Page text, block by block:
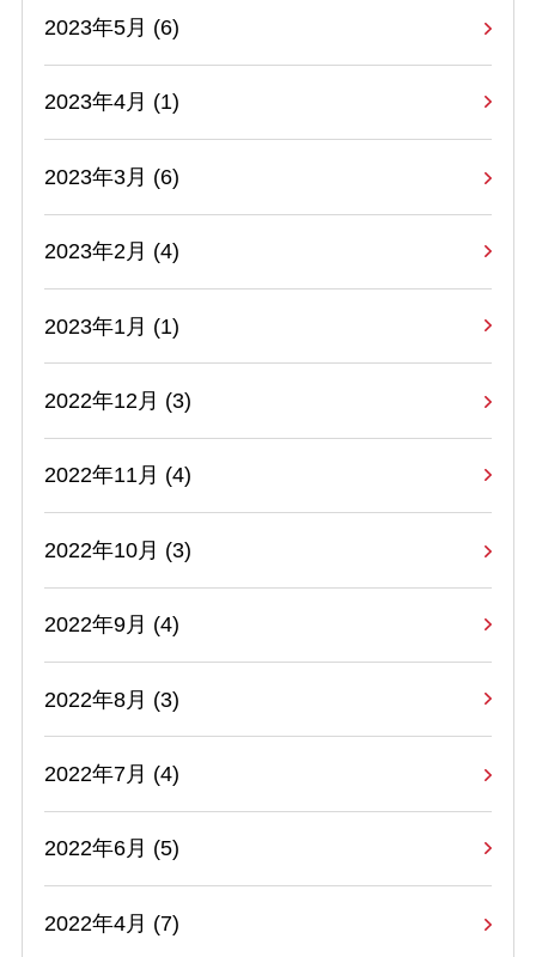
2023年5月 (6)
2023年4月 (1)
2023年3月 (6)
2023年2月 (4)
2023年1月 (1)
2022年12月 (3)
2022年11月 (4)
2022年10月 (3)
2022年9月 (4)
2022年8月 (3)
2022年7月 (4)
2022年6月 (5)
2022年4月 (7)